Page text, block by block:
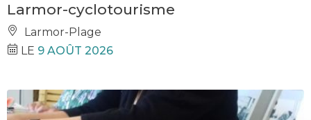
Larmor-cyclotourisme
Larmor-Plage
LE 9 AOÛT 2026